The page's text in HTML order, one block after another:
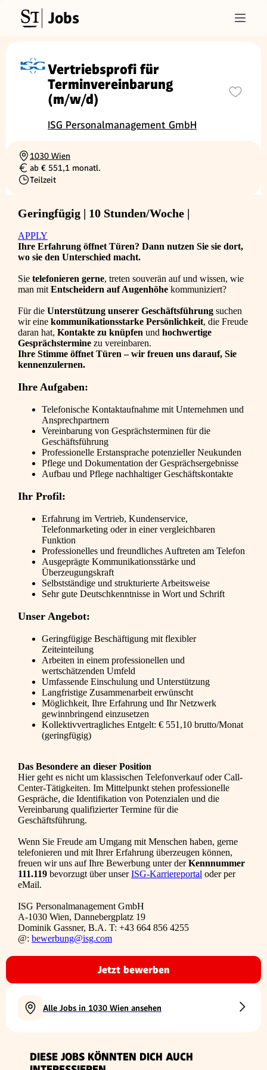
Jobs
Vertriebsprofi für
Terminvereinbarung
(m/w/d)
ISG Personalmanagement GmbH
Ortschaft
1030 Wien
Gehalt
ab € 551,1 monatl.
Beschäftigungsart
Teilzeit
Geringfügig | 10 Stunden/Woche |
APPLY
Ihre Erfahrung öffnet Türen? Dann nutzen Sie sie dort,
wo sie den Unterschied macht.
Sie telefonieren gerne, treten souverän auf und wissen, wie
man mit Entscheidern auf Augenhöhe kommuniziert?
Für die Unterstützung unserer Geschäftsführung suchen
wir eine kommunikationsstarke Persönlichkeit, die Freude
daran hat, Kontakte zu knüpfen und hochwertige
Gesprächstermine zu vereinbaren.
Ihre Stimme öffnet Türen – wir freuen uns darauf, Sie
kennenzulernen.
Ihre Aufgaben:
Telefonische Kontaktaufnahme mit Unternehmen und
Ansprechpartnern
Vereinbarung von Gesprächsterminen für die
Geschäftsführung
Professionelle Erstansprache potenzieller Neukunden
Pflege und Dokumentation der Gesprächsergebnisse
Aufbau und Pflege nachhaltiger Geschäftskontakte
Ihr Profil:
Erfahrung im Vertrieb, Kundenservice,
Telefonmarketing oder in einer vergleichbaren
Funktion
Professionelles und freundliches Auftreten am Telefon
Ausgeprägte Kommunikationsstärke und
Überzeugungskraft
Selbstständige und strukturierte Arbeitsweise
Sehr gute Deutschkenntnisse in Wort und Schrift
Unser Angebot:
Geringfügige Beschäftigung mit flexibler
Zeiteinteilung
Arbeiten in einem professionellen und
wertschätzenden Umfeld
Umfassende Einschulung und Unterstützung
Langfristige Zusammenarbeit erwünscht
Möglichkeit, Ihre Erfahrung und Ihr Netzwerk
gewinnbringend einzusetzen
Kollektivvertragliches Entgelt: € 551,10 brutto/Monat
(geringfügig)
Das Besondere an dieser Position
Hier geht es nicht um klassischen Telefonverkauf oder Call-
Center-Tätigkeiten. Im Mittelpunkt stehen professionelle
Gespräche, die Identifikation von Potenzialen und die
Vereinbarung qualifizierter Termine für die
Geschäftsführung.
Wenn Sie Freude am Umgang mit Menschen haben, gerne
telefonieren und mit Ihrer Erfahrung überzeugen können,
freuen wir uns auf Ihre Bewerbung unter derKennnummer
111.119 bevorzugt über unserISG-Karriereportal oder per
eMail.
ISG Personalmanagement GmbH
A-1030 Wien, Dannebergplatz 19
Dominik Gassner, B.A. T: +43 664 856 4255
@: bewerbung@isg.com
Jetzt bewerben
Alle Jobs in 1030 Wien ansehen
DIESE JOBS KÖNNTEN DICH AUCH